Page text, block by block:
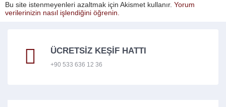
Bu site istenmeyenleri azaltmak için Akismet kullanır. Yorum
verilerinizin nasıl işlendiğini öğrenin.
ÜCRETSİZ KEŞİF HATTI
+90 533 636 12 36